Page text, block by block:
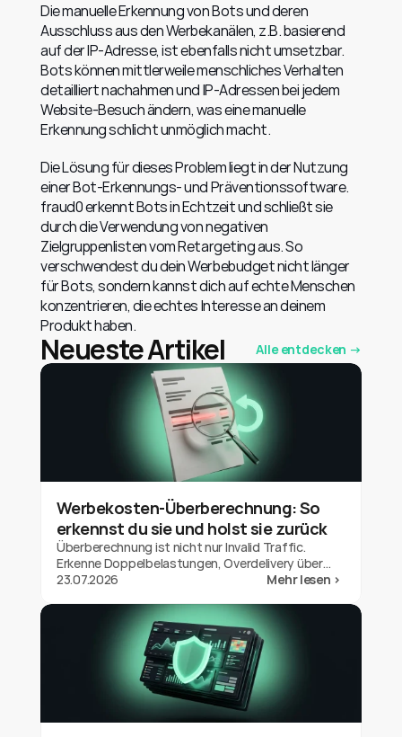
Die manuelle Erkennung von Bots und deren
Ausschluss aus den Werbekanälen, z.B. basierend
auf der IP-Adresse, ist ebenfalls nicht umsetzbar.
Bots können mittlerweile menschliches Verhalten
detailliert nachahmen und IP-Adressen bei jedem
Website-Besuch ändern, was eine manuelle
Erkennung schlicht unmöglich macht.
Die Lösung für dieses Problem liegt in der Nutzung
einer Bot-Erkennungs- und Präventionssoftware.
fraud0 erkennt Bots in Echtzeit und schließt sie
durch die Verwendung von negativen
Zielgruppenlisten vom Retargeting aus. So
verschwendest du dein Werbebudget nicht länger
für Bots, sondern kannst dich auf echte Menschen
konzentrieren, die echtes Interesse an deinem
Produkt haben.
Neueste Artikel Alle entdecken →
Werbekosten-Überberechnung: So
erkennst du sie und holst sie zurück
Überberechnung ist nicht nur Invalid Traffic.
Erkenne Doppelbelastungen, Overdelivery über
dein Budget und Out-of-Geo-Auslieferung bei
23.07.2026 Mehr lesen >